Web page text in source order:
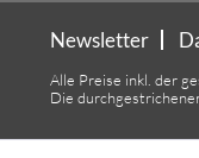
Newsletter
Alle Preise inkl. der
Die